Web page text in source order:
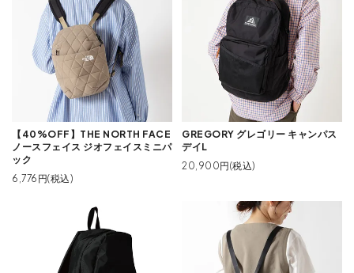
【40%OFF】THE NORTH FACE
ノースフェイス ジオフェイスミニパ
ック
6,776円(税込)
GREGORY グレゴリー キャンパス
デイL
20,900円(税込)